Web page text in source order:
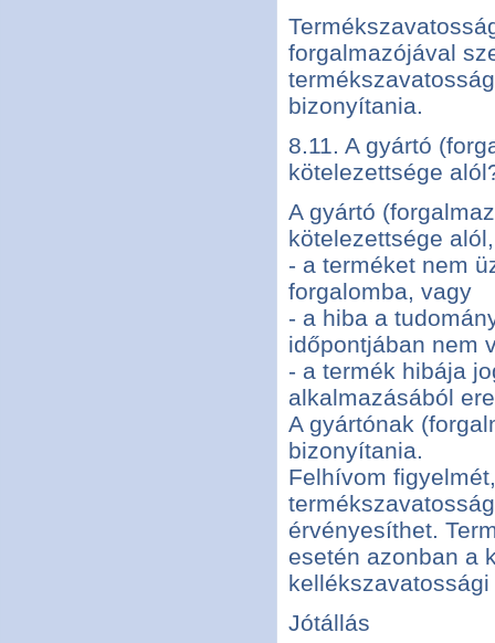
forgalmazójával
bizonyítania.
8.11. A gyártó
kötelezettsége
A gyártó
kötelezettsége
- a terméket nem
forgalomba, vagy
- a hiba a
időpontjában nem
- a termék hibája
alkalmazásából
A gyártónak
bizonyítania.
Felhívom
érvényesíthet.
esetén azonban a
Jótállás